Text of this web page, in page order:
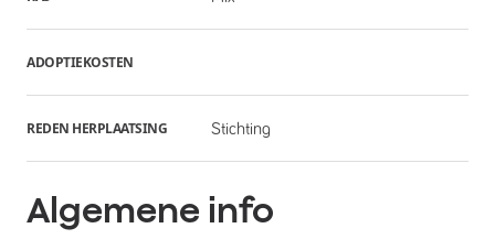
ADOPTIEKOSTEN
REDEN HERPLAATSING Stichting
Algemene info